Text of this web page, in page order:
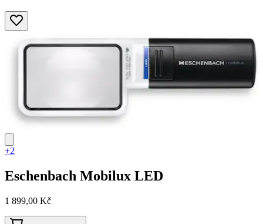
+2
Eschenbach Mobilux LED
1 899,00 Kč